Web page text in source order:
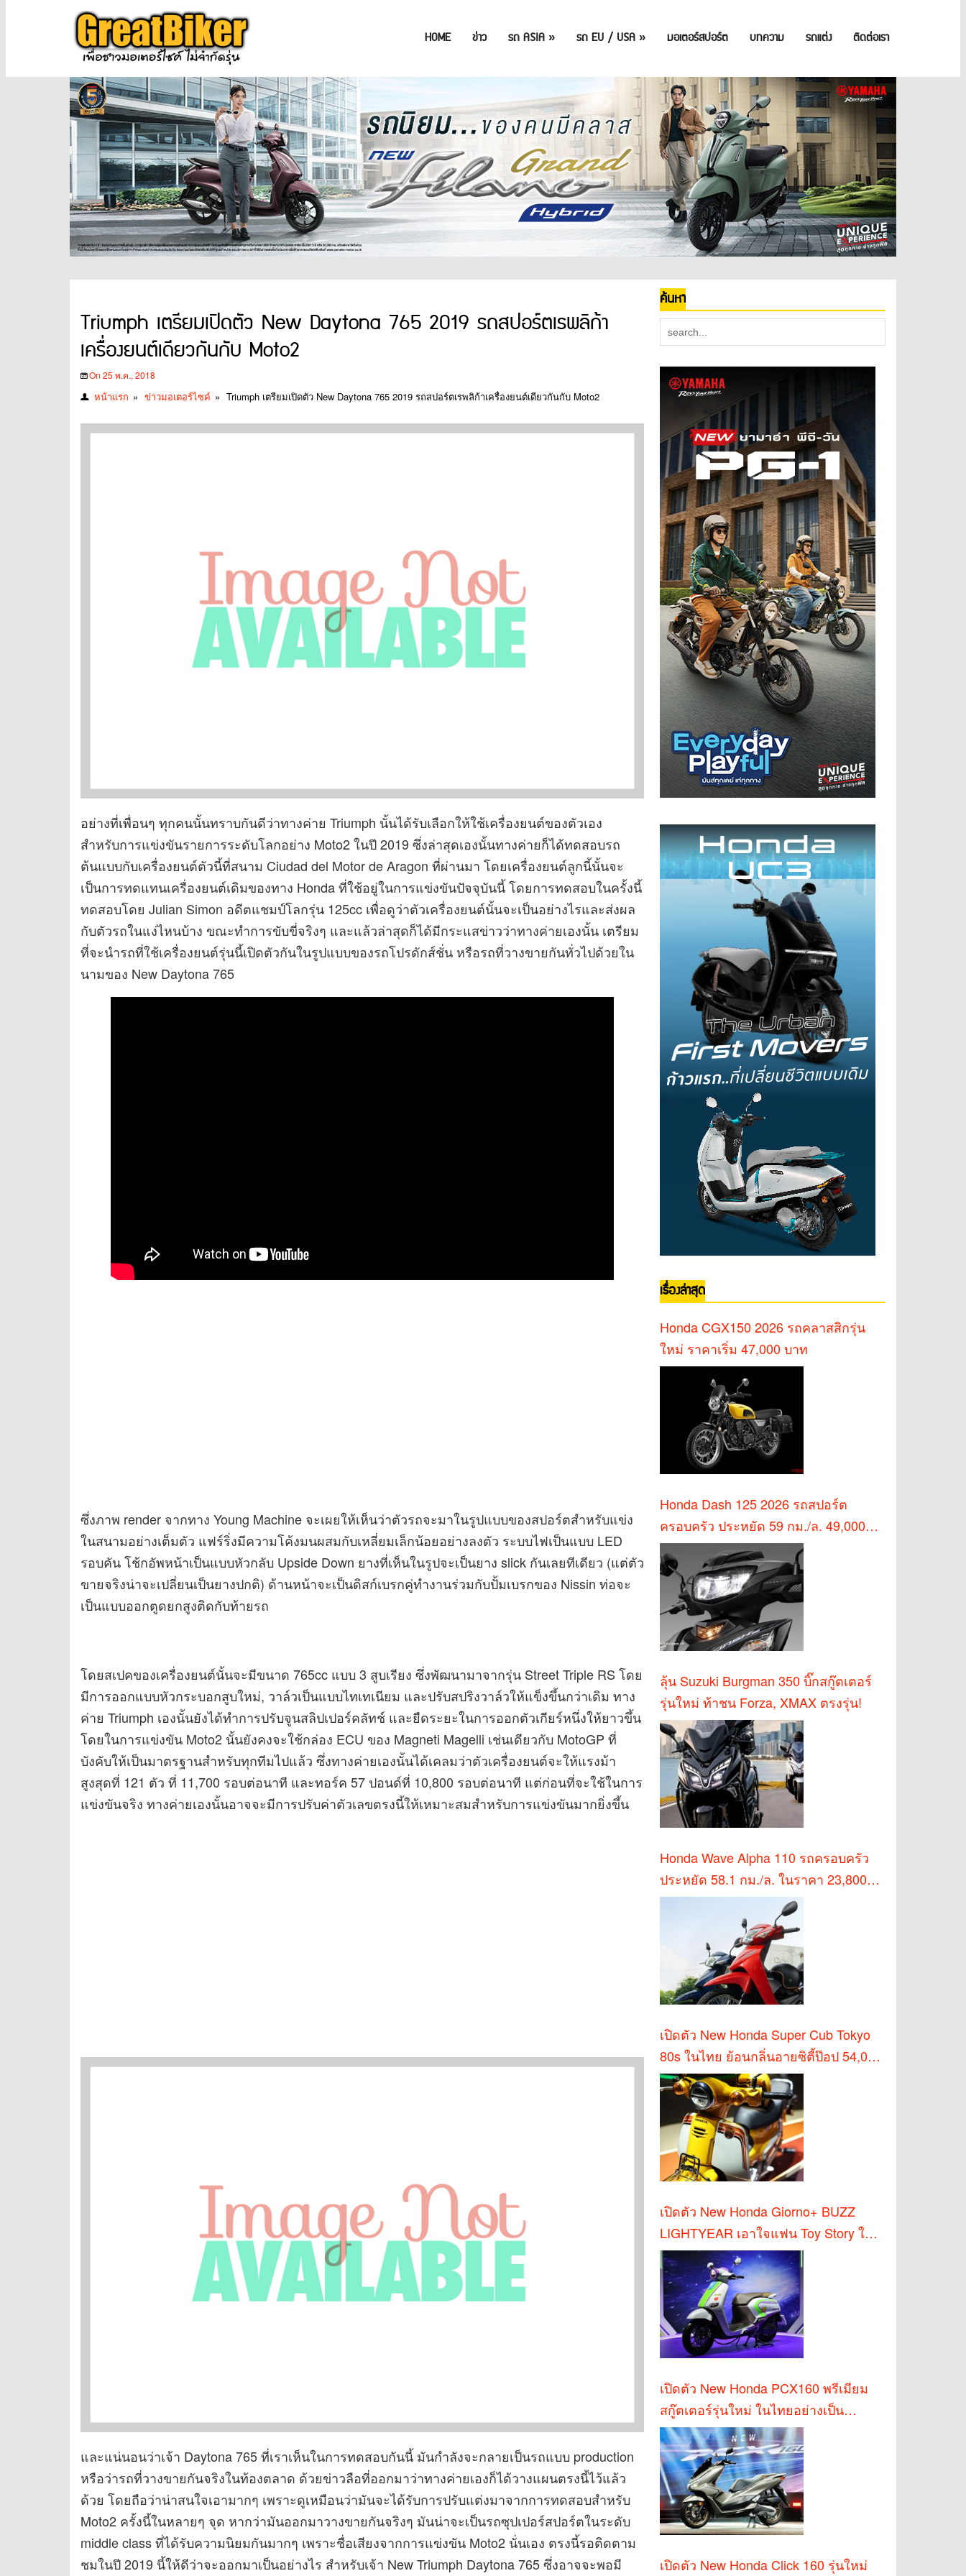
HOME ข่าว รถ ASIA » รถ EU / USA » มอเตอร์สปอร์ต บทความ รถแต่ง ติดต่อเรา
Triumph เตรียมเปิดตัว New Daytona 765 2019 รถสปอร์ตเรพลิก้า
เครื่องยนต์เดียวกันกับ Moto2
On 25 พ.ค., 2018
หน้าแรก » ข่าวมอเตอร์ไซค์ » Triumph เตรียมเปิดตัว New Daytona 765 2019 รถสปอร์ตเรพลิก้าเครื่องยนต์เดียวกันกับ Moto2
อย่างที่เพื่อนๆ ทุกคนนั้นทราบกันดีว่าทางค่าย Triumph นั้นได้รับเลือกให้ใช้เครื่องยนต์ของตัวเอง
สำหรับการแข่งขันรายการระดับโลกอย่าง Moto2 ในปี 2019 ซึ่งล่าสุดเองนั้นทางค่ายก็ได้ทดสอบรถ
ต้นแบบกับเครื่องยนต์ตัวนี้ที่สนาม Ciudad del Motor de Aragon ที่ผ่านมา โดยเครื่องยนต์ลูกนี้นั้นจะ
เป็นการทดแทนเครื่องยนต์เดิมของทาง Honda ที่ใช้อยู่ในการแข่งขันปัจจุบันนี้ โดยการทดสอบในครั้งนี้
ทดสอบโดย Julian Simon อดีตแชมป์โลกรุ่น 125cc เพื่อดูว่าตัวเครื่องยนต์นั้นจะเป็นอย่างไรและส่งผล
กับตัวรถในแง่ไหนบ้าง ขณะทำการขับขี่จริงๆ และแล้วล่าสุดก็ได้มีกระแสข่าวว่าทางค่ายเองนั้น เตรียม
ที่จะนำรถที่ใช้เครื่องยนต์รุ่นนี้เปิดตัวกันในรูปแบบของรถโปรดักส์ชั่น หรือรถที่วางขายกันทั่วไปด้วยใน
นามของ New Daytona 765
ซึ่งภาพ render จากทาง Young Machine จะเผยให้เห็นว่าตัวรถจะมาในรูปแบบของสปอร์ตสำหรับแข่ง
ในสนามอย่างเต็มตัว แฟร์ริ่งมีความโค้งมนผสมกับเหลี่ยมเล็กน้อยอย่างลงตัว ระบบไฟเป็นแบบ LED
รอบคัน โช้กอัพหน้าเป็นแบบหัวกลับ Upside Down ยางที่เห็นในรูปจะเป็นยาง slick กันเลยทีเดียว (แต่ตัว
ขายจริงน่าจะเปลี่ยนเป็นยางปกติ) ด้านหน้าจะเป็นดิสก์เบรกคู่ทำงานร่วมกับปั้มเบรกของ Nissin ท่อจะ
เป็นแบบออกตูดยกสูงติดกับท้ายรถ
โดยสเปคของเครื่องยนต์นั้นจะมีขนาด 765cc แบบ 3 สูบเรียง ซึ่งพัฒนามาจากรุ่น Street Triple RS โดย
มีการออกแบบหัวกระบอกสูบใหม่, วาล์วเป็นแบบไทเทเนียม และปรับสปริงวาล์วให้แข็งขึ้นกว่าเดิม ทาง
ค่าย Triumph เองนั้นยังได้ทำการปรับจูนสลิปเปอร์คลัทช์ และยืดระยะในการออกตัวเกียร์หนึ่งให้ยาวขึ้น
โดยในการแข่งขัน Moto2 นั้นยังคงจะใช้กล่อง ECU ของ Magneti Magelli เช่นเดียวกับ MotoGP ที่
บังคับให้เป็นมาตรฐานสำหรับทุกทีมไปแล้ว ซึ่งทางค่ายเองนั้นได้เคลมว่าตัวเครื่องยนต์จะให้แรงม้า
สูงสุดที่ 121 ตัว ที่ 11,700 รอบต่อนาที และทอร์ค 57 ปอนด์ที่ 10,800 รอบต่อนาที แต่ก่อนที่จะใช้ในการ
แข่งขันจริง ทางค่ายเองนั้นอาจจะมีการปรับค่าตัวเลขตรงนี้ให้เหมาะสมสำหรับการแข่งขันมากยิ่งขึ้น
และแน่นอนว่าเจ้า Daytona 765 ที่เราเห็นในการทดสอบกันนี้ มันกำลังจะกลายเป็นรถแบบ production
หรือว่ารถที่วางขายกันจริงในท้องตลาด ด้วยข่าวลือที่ออกมาว่าทางค่ายเองก็ได้วางแผนตรงนี้ไว้แล้ว
ด้วย โดยถือว่าน่าสนใจเอามากๆ เพราะดูเหมือนว่ามันจะได้รับการปรับแต่งมาจากการทดสอบสำหรับ
Moto2 ครั้งนี้ในหลายๆ จุด หากว่ามันออกมาวางขายกันจริงๆ มันน่าจะเป็นรถซุปเปอร์สปอร์ตในระดับ
middle class ที่ได้รับความนิยมกันมากๆ เพราะชื่อเสียงจากการแข่งขัน Moto2 นั่นเอง ตรงนี้รอติดตาม
ชมในปี 2019 นี้ให้ดีว่าจะออกมาเป็นอย่างไร สำหรับเจ้า New Triumph Daytona 765 ซึ่งอาจจะพอมี
ค้นหา
เรื่องล่าสุด
Honda CGX150 2026 รถคลาสสิกรุ่น
ใหม่ ราคาเริ่ม 47,000 บาท
Honda Dash 125 2026 รถสปอร์ต
ครอบครัว ประหยัด 59 กม./ล. 49,000
บาท
ลุ้น Suzuki Burgman 350 บิ๊กสกู๊ตเตอร์
รุ่นใหม่ ท้าชน Forza, XMAX ตรงรุ่น!
Honda Wave Alpha 110 รถครอบครัว
ประหยัด 58.1 กม./ล. ในราคา 23,800
บาท
เปิดตัว New Honda Super Cub Tokyo
80s ในไทย ย้อนกลิ่นอายซิตี้ป๊อป 54,000
บาท
เปิดตัว New Honda Giorno+ BUZZ
LIGHTYEAR เอาใจแฟน Toy Story ใน
ไทย!
เปิดตัว New Honda PCX160 พรีเมียม
สกู๊ตเตอร์รุ่นใหม่ ในไทยอย่างเป็น
ทางการ
เปิดตัว New Honda Click 160 รุ่นใหม่